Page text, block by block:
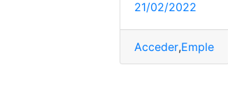
21/02/2022
Acceder,Empleado